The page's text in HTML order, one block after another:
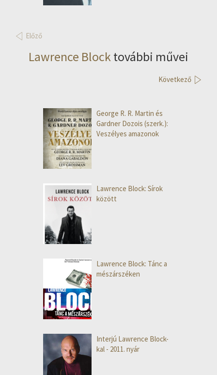
Előző
Lawrence Blocktovábbi művei
Következő
George R. R. Martin és
Gardner Dozois (szerk.):
Veszélyes amazonok
Lawrence Block: Sírok
között
Lawrence Block: Tánc a
mészárszéken
Interjú Lawrence Block-
kal - 2011. nyár